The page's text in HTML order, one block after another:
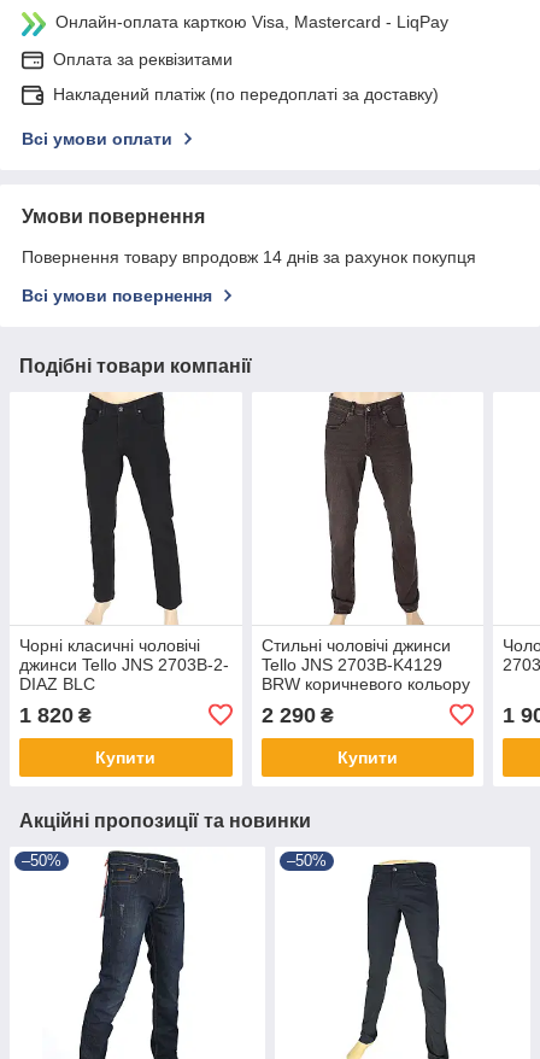
Онлайн-оплата карткою Visa, Mastercard - LiqPay
Оплата за реквізитами
Накладений платіж (по передоплаті за доставку)
Всі умови оплати
Умови повернення
Повернення товару впродовж 14 днів за рахунок покупця
Всі умови повернення
Подібні товари компанії
Чорні класичні чоловічі
джинси Tello JNS 2703B-2-
DIAZ BLC
1 820 ₴
Купити
Стильні чоловічі джинси
Tello JNS 2703B-K4129
BRW коричневого кольору
2 290₴
Купити
1
Акційні пропозиції та новинки
–50% –50%